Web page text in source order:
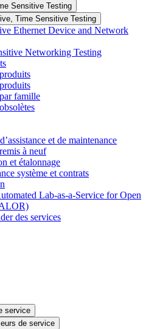
Sensitive Testing
Time Sensitive Testing
Ethernet Device and Network
Networking Testing
famille
et de maintenance
à neuf
et étalonnage
système et contrats
Lab-as-a-Service for Open
des services
service
de service